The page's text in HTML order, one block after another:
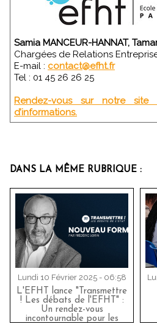
Samia MANCEUR-HANNAT,
Chargées de Relations
E-mail : contact@efht.fr
Tel : 01 45 26 26 25
Rendez-vous sur notre site
d’informations.
DANS LA MÊME RUBRIQUE :
Lundi 10 Février 2025 - 06:58
L'EFHT lance "Transmettre
! Les débats de l'EFHT" :
Un rendez-vous
incontournable pour les